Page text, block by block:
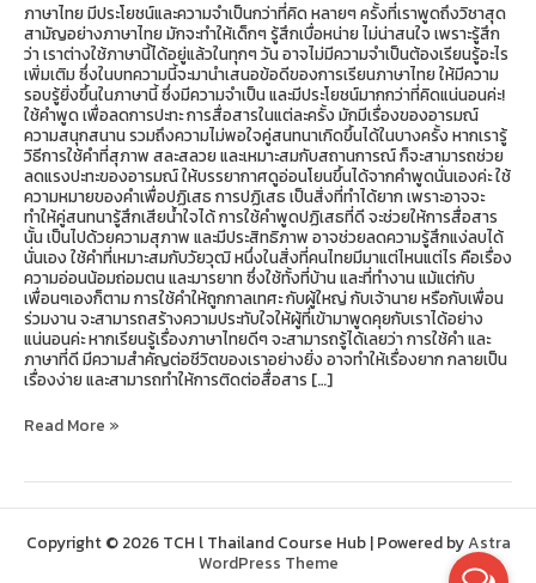
ภาษาไทย มีประโยชน์และความจำเป็นกว่าที่คิด หลายๆ ครั้งที่เราพูดถึงวิชาสุด
สามัญอย่างภาษาไทย มักจะทำให้เด็กๆ รู้สึกเบื่อหน่าย ไม่น่าสนใจ เพราะรู้สึก
ว่า เราต่างใช้ภาษานี้ได้อยู่แล้วในทุกๆ วัน อาจไม่มีความจำเป็นต้องเรียนรู้อะไร
เพิ่มเติม ซึ่งในบทความนี้จะมานำเสนอข้อดีของการเรียนภาษาไทย ให้มีความ
รอบรู้ยิ่งขึ้นในภาษานี้ ซึ่งมีความจำเป็น และมีประโยชน์มากกว่าที่คิดแน่นอนค่ะ!
ใช้คำพูด เพื่อลดการปะทะ การสื่อสารในแต่ละครั้ง มักมีเรื่องของอารมณ์
ความสนุกสนาน รวมถึงความไม่พอใจคู่สนทนาเกิดขึ้นได้ในบางครั้ง หากเรารู้
วิธีการใช้คำที่สุภาพ สละสลวย และเหมาะสมกับสถานการณ์ ก็จะสามารถช่วย
ลดแรงปะทะของอารมณ์ ให้บรรยากาศดูอ่อนโยนขึ้นได้จากคำพูดนั่นเองค่ะ ใช้
ความหมายของคำเพื่อปฏิเสธ การปฏิเสธ เป็นสิ่งที่ทำได้ยาก เพราะอาจจะ
ทำให้คู่สนทนารู้สึกเสียน้ำใจได้ การใช้คำพูดปฏิเสธที่ดี จะช่วยให้การสื่อสาร
นั้น เป็นไปด้วยความสุภาพ และมีประสิทธิภาพ อาจช่วยลดความรู้สึกแง่ลบได้
นั่นเอง ใช้คำที่เหมาะสมกับวัยวุฒิ หนึ่งในสิ่งที่คนไทยมีมาแต่ไหนแต่ไร คือเรื่อง
ความอ่อนน้อมถ่อมตน และมารยาท ซึ่งใช้ทั้งที่บ้าน และที่ทำงาน แม้แต่กับ
เพื่อนๆเองก็ตาม การใช้คำให้ถูกกาลเทศะ กับผู้ใหญ่ กับเจ้านาย หรือกับเพื่อน
ร่วมงาน จะสามารถสร้างความประทับใจให้ผู้ที่เข้ามาพูดคุยกับเราได้อย่าง
แน่นอนค่ะ หากเรียนรู้เรื่องภาษาไทยดีๆ จะสามารถรู้ได้เลยว่า การใช้คำ และ
ภาษาที่ดี มีความสำคัญต่อชีวิตของเราอย่างยิ่ง อาจทำให้เรื่องยาก กลายเป็น
เรื่องง่าย และสามารถทำให้การติดต่อสื่อสาร […]
Read More »
Copyright © 2026 TCH l Thailand Course Hub | Powered byAstra
WordPress Theme